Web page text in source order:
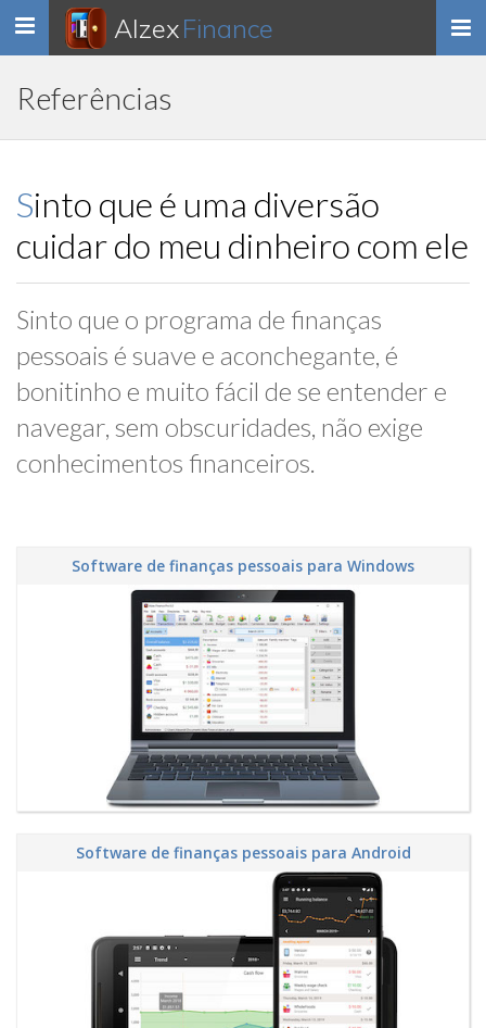
Toggle
navigation
AlzexFinance
Referências
Sinto que é uma diversão
cuidar do meu dinheiro com ele
Sinto que o programa de finanças
pessoais é suave e aconchegante, é
bonitinho e muito fácil de se entender e
navegar, sem obscuridades, não exige
conhecimentos financeiros.
Software de finanças pessoais para Windows
Software de finanças pessoais para Android